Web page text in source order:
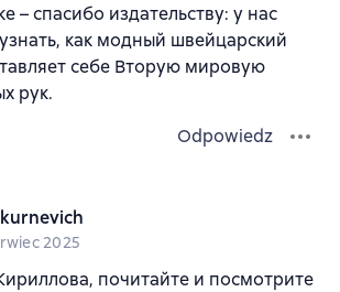
– спасибо издательству: у нас
как модный швейцарский
себе Вторую мировую
рук.
Odpowiedz
2025
почитайте и посмотрите